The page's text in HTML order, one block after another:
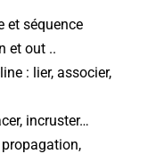
et séquence
et out ..
: lier, associer,
incruster…